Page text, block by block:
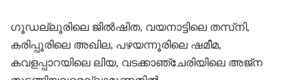
ഗൂഡല്ലൂരിലെ ജില്‍ഷിത, വയനാട്ടിലെ തസ്‌നി,
കരിപ്പൂരിലെ അഖില, പഴയന്നൂരിലെ ഷമീമ,
കവളപ്പാറയിലെ ലിയ, വടക്കാഞ്ചേരിയിലെ അജ്ന